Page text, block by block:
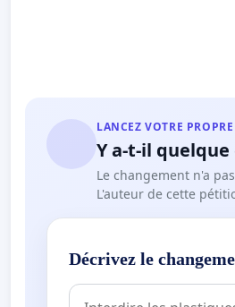
LANCEZ VOTRE
Y a-t-il quelque
Le changement n'a
L'auteur de cette
Décrivez le